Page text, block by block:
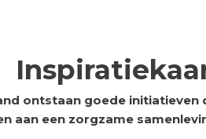
ontstaan goede
aan een zorgzame